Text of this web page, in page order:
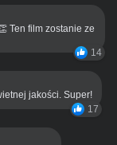
Ten film zostanie ze
14
jakości. Super!
17